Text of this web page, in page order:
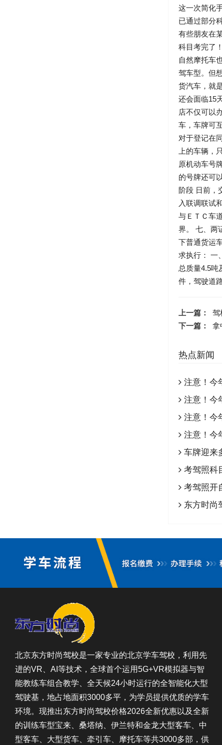
这一次简化
已通过部分
有些朋友在
科目考完了
自然摩托车
驾车型。但
货汽车，就
还会面临15
店不仅可以
车，车牌可
对于登记在
上的车辆，
原机动车号
的号牌还可
阶段 日前，
入联调联试
与ＥＴＣ车
界。 七、两
下普通货运
求执行： 一
总质量4.5吨
件，驾驶道
上一篇：
驾
下一篇：
拿
热点新闻
注意！今
注意！今
注意！今
注意！今
车牌迎来
考驾照科
考驾照开
东方时尚
北京东方时尚驾校是一家专业的北京学车驾校，利用先
进的VR、AI等技术，全球首个运用5G+VR模拟器与智
能教练车组合教学、全天候24小时运行的全智能化大型
驾驶基，地占地面积3000多平，为学员提供优质的学车
环境。现推出东方时尚驾校价格2026全新优惠以及全新
的训练车型宝来、桑塔纳、伊兰特和金龙大型客车、中
型客车、大型货车、牵引车、摩托车等共3000多部，供